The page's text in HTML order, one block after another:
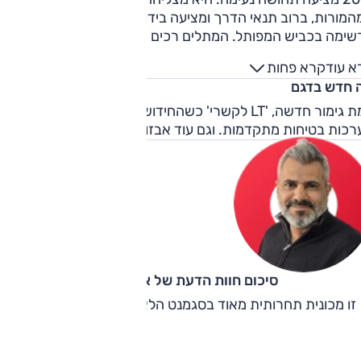
ברוב תנאי הדרך ומציעה בידוד רעשים מוצלח. היא
בכביש המפותל. המתלים רכים מידי, ההגה קל מידי
כולל גם מערכות בטיחות מקוריות אלה שמחיר רמה זו יקר
למתחרות. התמורה בה עדיין גבוהה, אבל חלק מהמתחרות
יותר.
עודקרא פחות
חדש בדגם
רמת גימור חדשה, 'LT לקשרי' כשהחידוש העיקרי בה הוא תוספת
בטיחות מתקדמות. וגם עוד אבזור.
סיכום חוות הדעת של אוהד אלגוב
זו מכונית תחרותית מאוד בסגמנט הלא-קל אליו היא משתייכת.